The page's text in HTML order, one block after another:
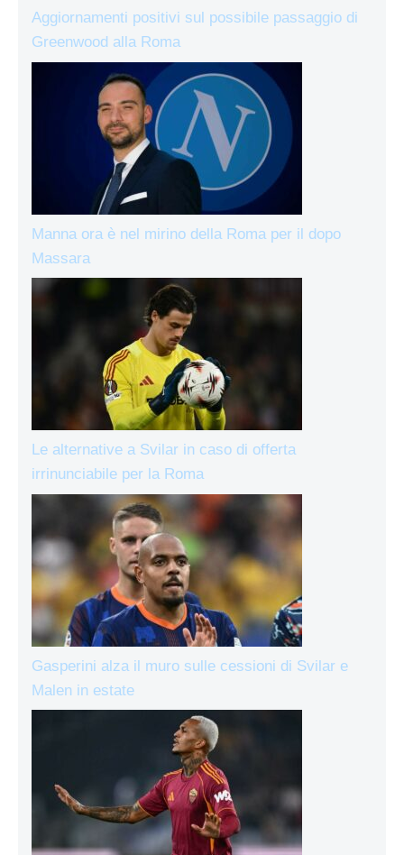
Aggiornamenti positivi sul possibile passaggio di
Greenwood alla Roma
Manna ora è nel mirino della Roma per il dopo
Massara
Le alternative a Svilar in caso di offerta
irrinunciabile per la Roma
Gasperini alza il muro sulle cessioni di Svilar e
Malen in estate